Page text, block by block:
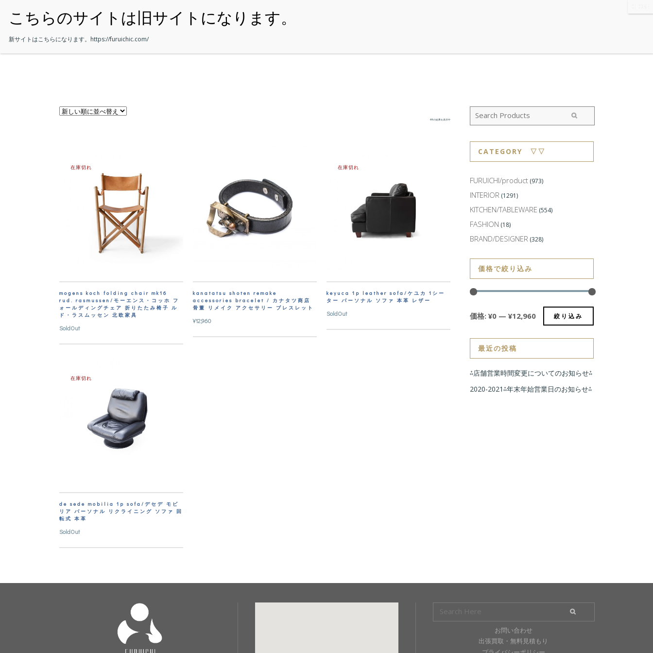
・HOME ・ITEM ・SHOPPING-GUIDE
4件の結果を表示中
在庫切れ
mogens koch folding chair mk16
rud. rasmussen/モーエンス・コッホ フ
ォールディングチェア 折りたたみ椅子 ル
ド・ラスムッセン 北欧家具
SoldOut
kanatatsu shoten remake
accessories bracelet / カナタツ商店
骨董 リメイク アクセサリー ブレスレット
¥12,960
在庫切れ
keyuca 1p leather sofa/ケユカ 1シー
ター パーソナル ソファ 本革 レザー
SoldOut
在庫切れ
de sede mobilia 1p sofa/デセデ モビ
リア パーソナル リクライニング ソファ 回
転式 本革
SoldOut
CATEGORY ▽▽
FURUICHI/product (973)
INTERIOR (1291)
KITCHEN/TABLEWARE (554)
FASHION (18)
BRAND/DESIGNER (328)
価格で絞り込み
絞り込み
価格: ¥0 — ¥12,960
最近の投稿
⁂店舗営業時間変更についてのお知らせ⁂
2020-2021⁂年末年始営業日のお知らせ⁂
お問い合わせ
出張買取・無料見積もり
新サイトはこちらになります。 https://furuichic.com/